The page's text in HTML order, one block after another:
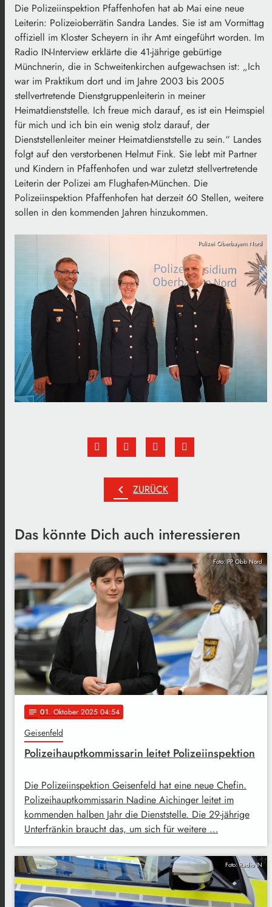
Die Polizeiinspektion Pfaffenhofen hat ab Mai eine neue
Leiterin: Polizeioberrätin Sandra Landes. Sie ist am Vormittag
offiziell im Kloster Scheyern in ihr Amt eingeführt worden. Im
Radio IN-Interview erklärte die 41-jährige gebürtige
Münchnerin, die in Schweitenkirchen aufgewachsen ist: „Ich
war im Praktikum dort und im Jahre 2003 bis 2005
stellvertretende Dienstgruppenleiterin in meiner
Heimatdienststelle. Ich freue mich darauf, es ist ein Heimspiel
für mich und ich bin ein wenig stolz darauf, der
Dienststellenleiter meiner Heimatdienststelle zu sein.“ Landes
folgt auf den verstorbenen Helmut Fink. Sie lebt mit Partner
und Kindern in Pfaffenhofen und war zuletzt stellvertretende
Leiterin der Polizei am Flughafen-München. Die
Polizeiinspektion Pfaffenhofen hat derzeit 60 Stellen, weitere
sollen in den kommenden Jahren hinzukommen.
Polizei Oberbayern Nord
chevron_left ZURÜCK
Das könnte Dich auch interessieren
Foto: PP Obb Nord
notes 01. Oktober 2025 04:54
Geisenfeld
Polizeihauptkommissarin leitet Polizeiinspektion
Die Polizeiinspektion Geisenfeld hat eine neue Chefin.
Polizeihauptkommissarin Nadine Aichinger leitet im
kommenden halben Jahr die Dienststelle. Die 29-jährige
Unterfränkin braucht das, um sich für weitere …
Foto: Radio IN